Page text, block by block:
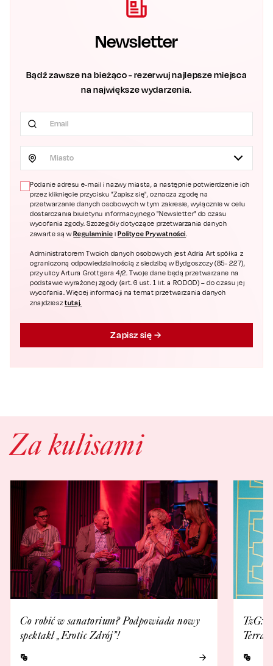
Newsletter
Bądź zawsze na bieżąco - rezerwuj najlepsze miejsca
na największe wydarzenia.
Miasto
Podanie adresu e-mail i nazwy miasta, a następnie potwierdzenie ich
przez kliknięcie przycisku "Zapisz się", oznacza zgodę na
przetwarzanie danych osobowych w tym zakresie, wyłącznie w celu
dostarczania biuletynu informacyjnego "Newsletter" do czasu
wycofania zgody. Szczegóły dotyczące przetwarzania danych
zawarte są wRegulaminie iPolityce Prywatności.
Administratorem Twoich danych osobowych jest Adria Art spółka z
ograniczoną odpowiedzialnością z siedzibą w Bydgoszczy (85- 227),
przy ulicy Artura Grottgera 4/2. Twoje dane będą przetwarzane na
podstawie wyrażonej zgody (art. 6 ust. 1 lit. a RODOD) – do czasu jej
wycofania. Więcej informacji na temat przetwarzania danych
znajdziesztutaj.
Zapisz się
Za kulisami
Co robić w sanatorium? Podpowiada nowy
spektakl „Erotic Zdrój”!
TzG: